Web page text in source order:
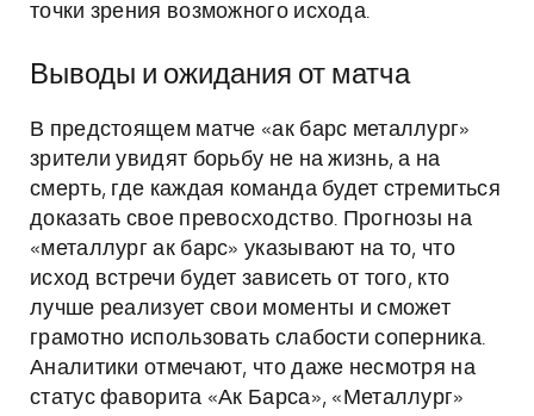
точки зрения возможного исхода.
Выводы и ожидания от матча
В предстоящем матче «ак барс металлург»
зрители увидят борьбу не на жизнь, а на
смерть, где каждая команда будет стремиться
доказать свое превосходство. Прогнозы на
«металлург ак барс» указывают на то, что
исход встречи будет зависеть от того, кто
лучше реализует свои моменты и сможет
грамотно использовать слабости соперника.
Аналитики отмечают, что даже несмотря на
статус фаворита «Ак Барса», «Металлург»